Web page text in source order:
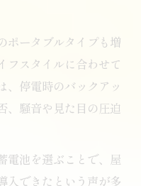
ポータブルタイプも増
フスタイルに合わせて
、停電時のバックアッ
、騒音や見た目の圧迫
電池を選ぶことで、屋
入できたという声が多